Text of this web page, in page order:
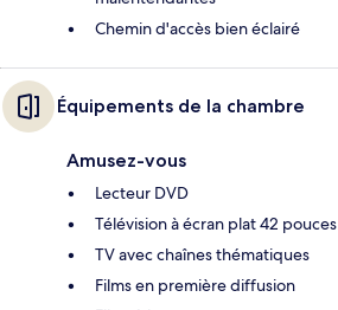
Chemin d'accès bien éclairé
Équipements de la chambre
Amusez-vous
Lecteur DVD
Télévision à écran plat 42 pouces
TV avec chaînes thématiques
Films en première diffusion